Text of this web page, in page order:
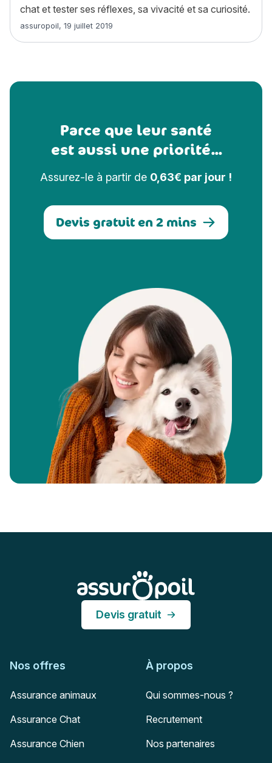
chat et tester ses réflexes, sa vivacité et sa curiosité.
Article rédigé par
assuropoil, 19 juillet 2019
Parce que leur santé
est aussi une priorité...
Assurez-le à partir de 0,63€ par jour !
Devis gratuit en 2 mins
Devis gratuit
Nos offres
Assurance animaux
Assurance Chat
Assurance Chien
À propos
Qui sommes-nous ?
Recrutement
Nos partenaires